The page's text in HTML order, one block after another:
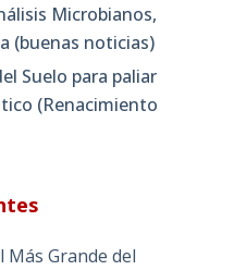
Microbianos,
(buenas noticias)
Suelo para paliar
(Renacimiento
Más Grande del